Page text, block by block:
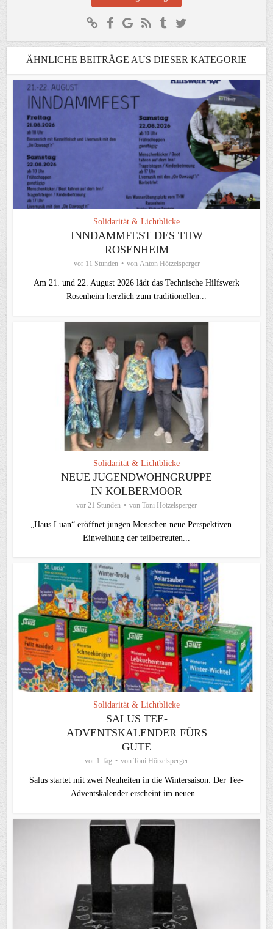
ÄHNLICHE BEITRÄGE AUS DIESER KATEGORIE
Solidarität & Lichtblicke
INNDAMMFEST DES THW
ROSENHEIM
vor 11 Stunden von Anton Hötzelsperger
Am 21. und 22. August 2026 lädt das Technische Hilfswerk
Rosenheim herzlich zum traditionellen...
Solidarität & Lichtblicke
NEUE JUGENDWOHNGRUPPE
IN KOLBERMOOR
vor 21 Stunden von Toni Hötzelsperger
„Haus Luan“ eröffnet jungen Menschen neue Perspektiven –
Einweihung der teilbetreuten...
Solidarität & Lichtblicke
SALUS TEE-
ADVENTSKALENDER FÜRS
GUTE
vor 1 Tag von Toni Hötzelsperger
Salus startet mit zwei Neuheiten in die Wintersaison: Der Tee-
Adventskalender erscheint im neuen...